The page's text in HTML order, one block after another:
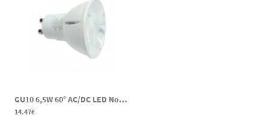
GU10 6,5W 60° AC/DC LED Notlicht Spot CRI90 600lm 4000K 80-269V DC 220-240V AC
14.47€